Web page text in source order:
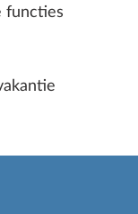
functies